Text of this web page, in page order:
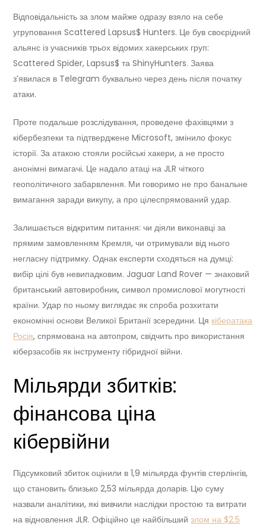
Відповідальність за злом майже одразу взяло на себе
угруповання Scattered Lapsus$ Hunters. Це був своєрідний
альянс із учасників трьох відомих хакерських груп:
Scattered Spider, Lapsus$ та ShinyHunters. Заява
з’явилася в Telegram буквально через день після початку
атаки.
Проте подальше розслідування, проведене фахівцями з
кібербезпеки та підтверджене Microsoft, змінило фокус
історії. За атакою стояли російські хакери, а не просто
анонімні вимагачі. Це надало атаці на JLR чіткого
геополітичного забарвлення. Ми говоримо не про банальне
вимагання заради викупу, а про цілеспрямований удар.
Залишається відкритим питання: чи діяли виконавці за
прямим замовленням Кремля, чи отримували від нього
негласну підтримку. Однак експерти сходяться на думці:
вибір цілі був невипадковим. Jaguar Land Rover — знаковий
британський автовиробник, символ промислової могутності
країни. Удар по ньому виглядає як спроба розхитати
економічні основи Великої Британії зсередини. Ця кібератака
Росія, спрямована на автопром, свідчить про використання
кіберзасобів як інструменту гібридної війни.
Мільярди збитків:
фінансова ціна
кібервійни
Підсумковий збиток оцінили в 1,9 мільярда фунтів стерлінгів,
що становить близько 2,53 мільярда доларів. Цю суму
назвали аналітики, які вивчили наслідки простою та витрати
на відновлення JLR. Офіційно це найбільшийзлом на $2.5